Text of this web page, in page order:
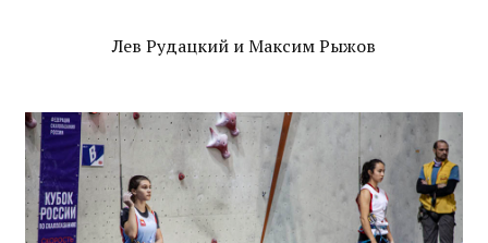
Лев Рудацкий и Максим Рыжов